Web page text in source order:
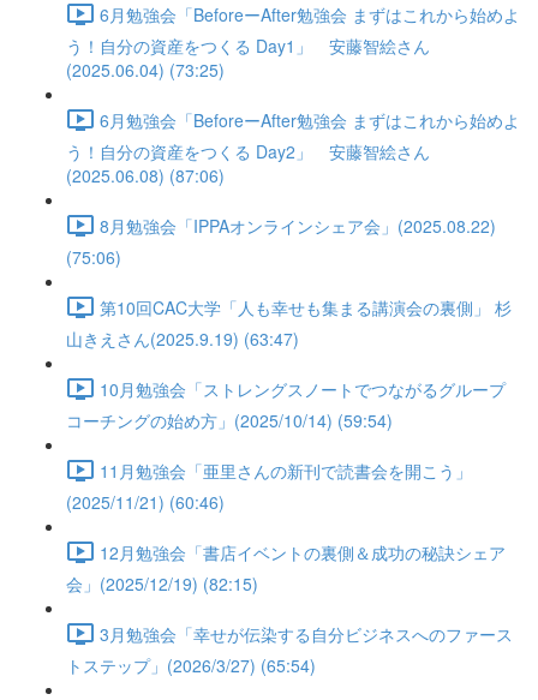
6月勉強会「BeforeーAfter勉強会 まずはこれから始めよ
う！自分の資産をつくる Day1」 安藤智絵さん
(2025.06.04) (73:25)
6月勉強会「BeforeーAfter勉強会 まずはこれから始めよ
う！自分の資産をつくる Day2」 安藤智絵さん
(2025.06.08) (87:06)
8月勉強会「IPPAオンラインシェア会」(2025.08.22)
(75:06)
第10回CAC大学「人も幸せも集まる講演会の裏側」 杉
山きえさん(2025.9.19) (63:47)
10月勉強会「ストレングスノートでつながるグループ
コーチングの始め方」(2025/10/14) (59:54)
11月勉強会「亜里さんの新刊で読書会を開こう」
(2025/11/21) (60:46)
12月勉強会「書店イベントの裏側＆成功の秘訣シェア
会」(2025/12/19) (82:15)
3月勉強会「幸せが伝染する自分ビジネスへのファース
トステップ」(2026/3/27) (65:54)